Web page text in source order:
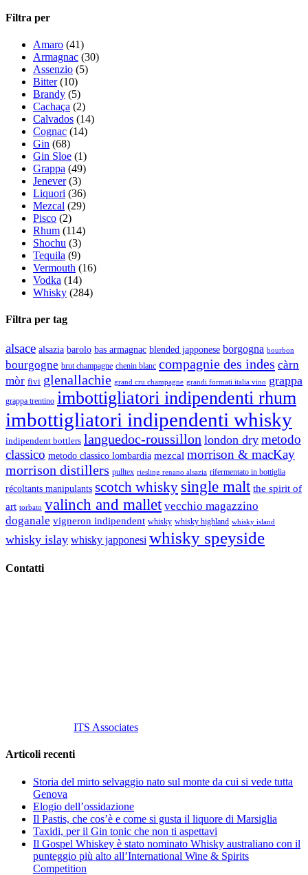
Filtra per
Amaro (41)
Armagnac (30)
Assenzio (5)
Bitter (10)
Brandy (5)
Cachaça (2)
Calvados (14)
Cognac (14)
Gin (68)
Gin Sloe (1)
Grappa (49)
Jenever (3)
Liquori (36)
Mezcal (29)
Pisco (2)
Rhum (114)
Shochu (3)
Tequila (9)
Vermouth (16)
Vodka (14)
Whisky (284)
Filtra per tag
alsace alsazia barolo bas armagnac blended japponese borgogna bourbon
bourgogne brut champagne chenin blanc compagnie des indes càrn
mòr fivi glenallachie grand cru champagne grandi formati italia vino grappa
grappa trentino imbottigliatori indipendenti rhum
imbottigliatori indipendenti whisky
indipendent bottlers languedoc-roussillon london dry metodo
classico metodo classico lombardia mezcal morrison & macKay
morrison distillers pulltex riesling renano alsazia rifermentato in bottiglia
récoltants manipulants scotch whisky single malt the spirit of
art torbato valinch and mallet vecchio magazzino
doganale vigneron indipendent whisky whisky highland whisky island
whisky islay whisky japponesi whisky speyside
Contatti
ITS Associates
Articoli recenti
Storia del mirto selvaggio nato sul monte da cui si vede tutta
Genova
Elogio dell’ossidazione
Il Pastis, che cos’è e come si gusta il liquore di Marsiglia
Taxidi, per il Gin tonic che non ti aspettavi
Il Gospel Whiskey è stato nominato Whisky australiano con il
punteggio più alto all’International Wine & Spirits
Competition